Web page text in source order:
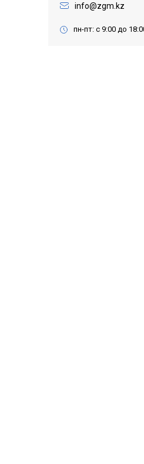
info@zgm.kz
пн-пт: с 9:00 до